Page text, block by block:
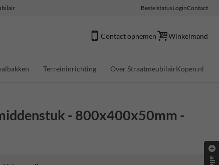
BestelstatusLoginContact
Contact opnemen Winkelmand
Terreininrichting Over StraatmeubilairKopen.nl
- 800x400x50mm -